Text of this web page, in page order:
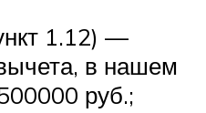
1.12) —
в нашем
руб.;